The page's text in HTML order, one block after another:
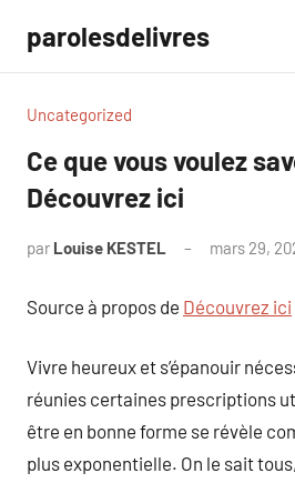
contenu
parolesdelivres
Uncategorized
Ce que vous voulez
Découvrez ici
par Louise KESTEL mars 29,
Source à propos de Découvrez ici
Vivre heureux et s’épanouir
réunies certaines prescriptions
être en bonne forme se révèle
plus exponentielle. On le sait